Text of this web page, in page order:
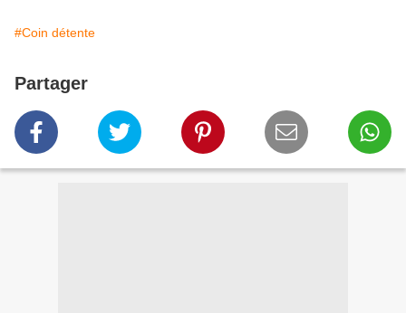
#Coin détente
Partager